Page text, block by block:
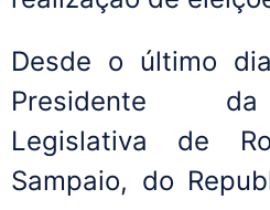
Desde o último
Presidente
Legislativa de
Sampaio, do